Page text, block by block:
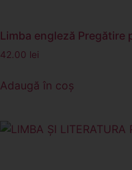
Limba engleză
42.00 lei
Adaugă în coș